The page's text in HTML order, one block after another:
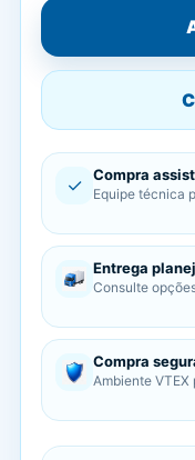
✓ Compra
Equipe técnica
Entrega
Consulte
Compra
Ambiente VTEX